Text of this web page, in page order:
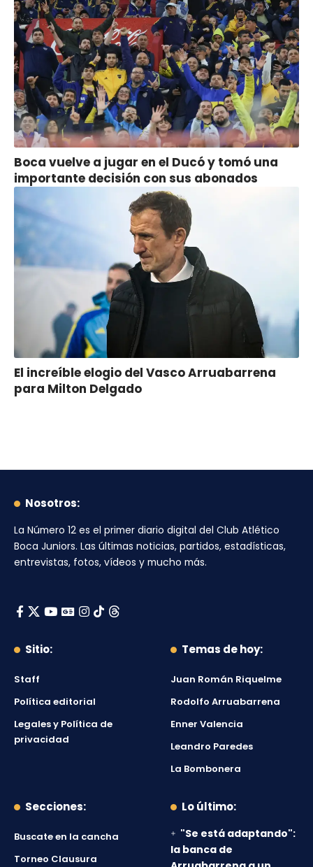
Boca vuelve a jugar en el Ducó y tomó una
importante decisión con sus abonados
El increíble elogio del Vasco Arruabarrena
para Milton Delgado
Nosotros:
La Número 12 es el primer diario digital del Club Atlético
Boca Juniors. Las últimas noticias, partidos, estadísticas,
entrevistas, fotos, vídeos y mucho más.
Sitio:
Staff
Política editorial
Legales y Política de
privacidad
Temas de hoy:
Juan Román Riquelme
Rodolfo Arruabarrena
Enner Valencia
Leandro Paredes
La Bombonera
Secciones:
Buscate en la cancha
Torneo Clausura
Lo último:
"Se está adaptando":
la banca de